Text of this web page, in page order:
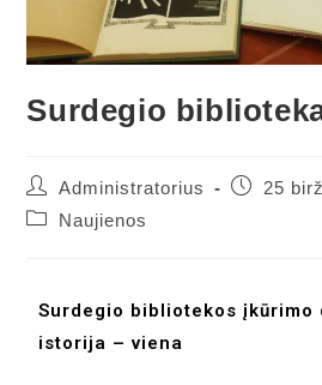
Surdegio
Administratorius
25
Naujienos
Surdegio bibliotekos įkūrimo
istorija – viena